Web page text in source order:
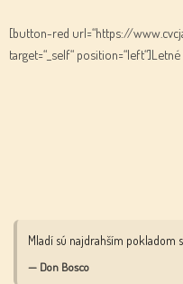
[button-red url=“https://
target=“_self“
Mladí sú najdrahším pokladom
— Don Bosco